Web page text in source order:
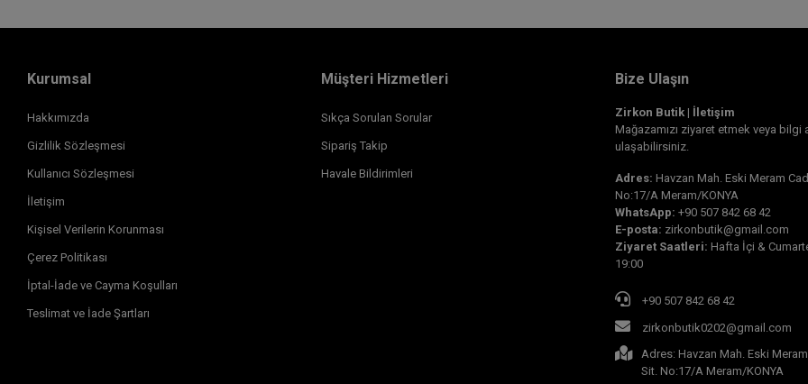
Kurumsal
Hakkımızda
Gizlilik Sözleşmesi
Kullanıcı Sözleşmesi
İletişim
Kişisel Verilerin Korunması
Çerez Politikası
İptal-İade ve Cayma Koşulları
Teslimat ve İade Şartları
Müşteri Hizmetleri
Sıkça Sorulan Sorular
Sipariş Takip
Havale Bildirimleri
Bize Ulaşın
Zirkon Butik | İletişim
Mağazamızı ziyaret etmek veya
ulaşabilirsiniz.
Adres: Havzan Mah. Eski Meram
No:17/A Meram/KONYA
WhatsApp: +90 507 842 68 42
E-posta: zirkonbutik@gmail.com
Ziyaret Saatleri: Hafta İçi &
19:00
+90 507 842 68 42
zirkonbutik0202@gmail.com
Adres: Havzan Mah. Eski
Sit. No:17/A Meram/KONYA